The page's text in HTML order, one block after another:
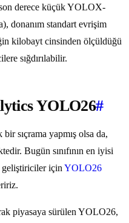
derece küçük YOLOX-
donanım standart evrişim
kilobayt cinsinden ölçüldüğü
sığdırılabilir.
YOLO26#
sıçrama yapmış olsa da,
Bugün sınıfının en iyisi
geliştiriciler için YOLO26
piyasaya sürülen YOLO26,